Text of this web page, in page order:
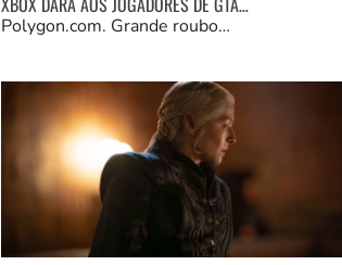
Polygon.com. Grande roubo…